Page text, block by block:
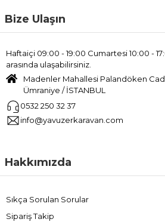
Bize Ulaşın
Haftaiçi 09:00 - 19:00 Cumartesi 10:00 -
arasında ulaşabilirsiniz.
Madenler Mahallesi Palandöken
Ümraniye / İSTANBUL
0532 250 32 37
info@yavuzerkaravan.com
Hakkımızda
Sıkça Sorulan Sorular
Sipariş Takip